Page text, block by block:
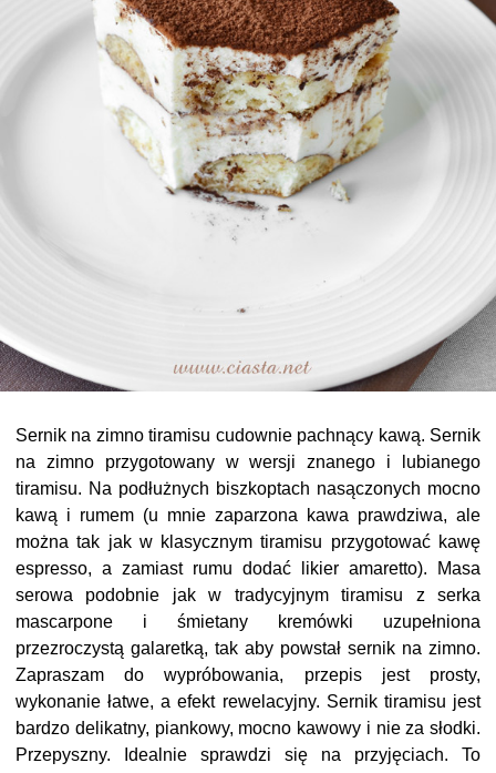
Sernik na zimno tiramisu cudownie pachnący kawą. Sernik
na zimno przygotowany w wersji znanego i lubianego
tiramisu. Na podłużnych biszkoptach nasączonych mocno
kawą i rumem (u mnie zaparzona kawa prawdziwa, ale
można tak jak w klasycznym tiramisu przygotować kawę
espresso, a zamiast rumu dodać likier amaretto). Masa
serowa podobnie jak w tradycyjnym tiramisu z serka
mascarpone i śmietany kremówki uzupełniona
przezroczystą galaretką, tak aby powstał sernik na zimno.
Zapraszam do wypróbowania, przepis jest prosty,
wykonanie łatwe, a efekt rewelacyjny. Sernik tiramisu jest
bardzo delikatny, piankowy, mocno kawowy i nie za słodki.
Przepyszny. Idealnie sprawdzi się na przyjęciach. To